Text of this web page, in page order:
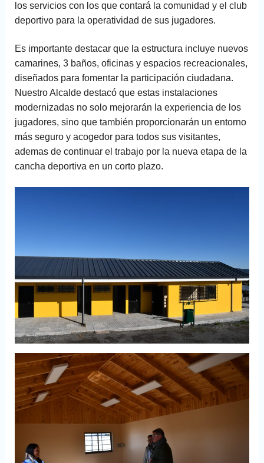
los servicios con los que contará la comunidad y el club
deportivo para la operatividad de sus jugadores.
Es importante destacar que la estructura incluye nuevos
camarines, 3 baños, oficinas y espacios recreacionales,
diseñados para fomentar la participación ciudadana.
Nuestro Alcalde destacó que estas instalaciones
modernizadas no solo mejorarán la experiencia de los
jugadores, sino que también proporcionarán un entorno
más seguro y acogedor para todos sus visitantes,
ademas de continuar el trabajo por la nueva etapa de la
cancha deportiva en un corto plazo.